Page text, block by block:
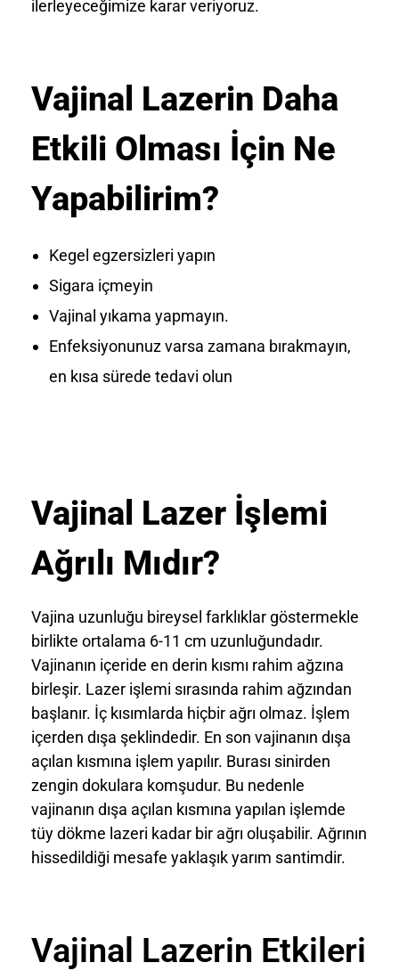
ilerleyeceğimize karar veriyoruz.
Vajinal Lazerin Daha
Etkili Olması İçin Ne
Yapabilirim?
Kegel egzersizleri yapın
Sigara içmeyin
Vajinal yıkama yapmayın.
Enfeksiyonunuz varsa zamana bırakmayın,
en kısa sürede tedavi olun
Vajinal Lazer İşlemi
Ağrılı Mıdır?
Vajina uzunluğu bireysel farklıklar göstermekle
birlikte ortalama 6-11 cm uzunluğundadır.
Vajinanın içeride en derin kısmı rahim ağzına
birleşir. Lazer işlemi sırasında rahim ağzından
başlanır. İç kısımlarda hiçbir ağrı olmaz. İşlem
içerden dışa şeklindedir. En son vajinanın dışa
açılan kısmına işlem yapılır. Burası sinirden
zengin dokulara komşudur. Bu nedenle
vajinanın dışa açılan kısmına yapılan işlemde
tüy dökme lazeri kadar bir ağrı oluşabilir. Ağrının
hissedildiği mesafe yaklaşık yarım santimdir.
Vajinal Lazerin Etkileri